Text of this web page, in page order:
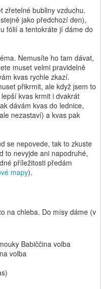
zřetelné bubliny vzduchu.
jako předchozí den),
fólií a tentokráte jí dáme do
Nemusíte ho tam dávat,
muset velmi pravidelně
kvas rychle zkazí.
přikrmit, ale když jsem to
kvas krmit i dvakrát
dávám kvas do lednice,
nezastaví) a kvas pak
se nepovede, tak to zkuste
to nevyjde ani napodruhé,
příležitosti předám
mapy).
na chleba. Do mísy dáme (v
Babiččina volba
volba